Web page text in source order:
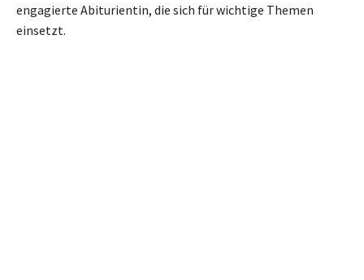
engagierte Abiturientin, die sich für wichtige Themen
einsetzt.